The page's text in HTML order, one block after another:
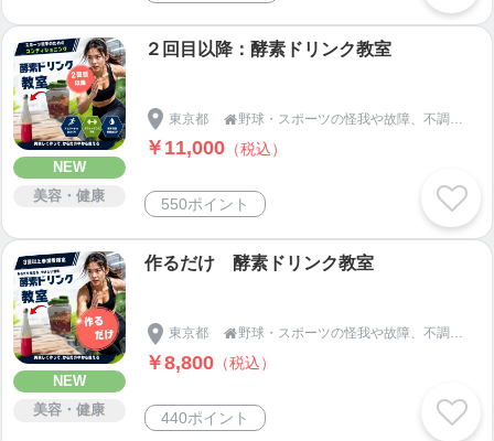
NEW
美容・健康
２回目以降：酵素ドリンク教室
東京都 
￥11,000 （税込）
550ポイント
NEW
美容・健康
作るだけ 酵素ドリンク教室
東京都  野球・スポーツの怪我や故障、不調による焦りを解消！早期復帰で結果を出す、回復とパフォーマンス向上の【ＫＵ総合学習塾：東京都三鷹市】
￥8,800 （税込）
440ポイント